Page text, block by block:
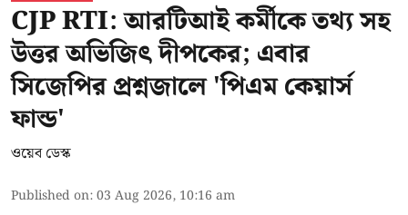
CJP RTI: আরটিআই কর্মীকে তথ্য সহ
উত্তর অভিজিৎ দীপকের; এবার
সিজেপির প্রশ্নজালে 'পিএম কেয়ার্স
ফান্ড'
ওয়েব ডেস্ক
Published on:03 Aug 2026, 10:16 am